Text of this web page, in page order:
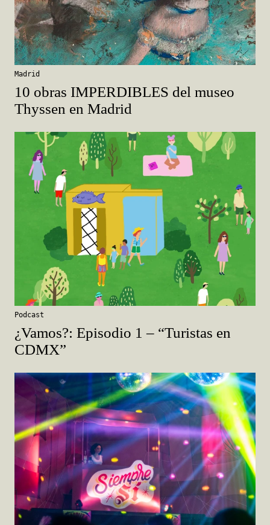
Madrid
10 obras IMPERDIBLES del museo
Thyssen en Madrid
Podcast
¿Vamos?: Episodio 1 – “Turistas en
CDMX”